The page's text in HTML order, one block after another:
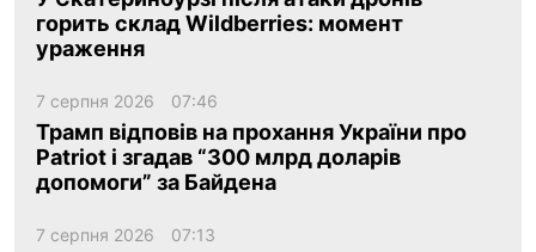
горить склад Wildberries: момент
ураження
7 серпня 2026 07:46
Трамп відповів на прохання України про
Patriot і згадав “300 млрд доларів
допомоги” за Байдена
7 серпня 2026 07:13